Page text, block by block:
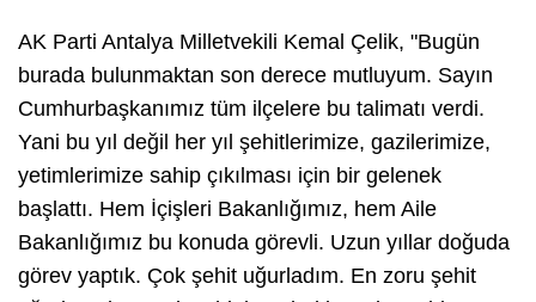
AK Parti Antalya Milletvekili Kemal Çelik, "Bugün
burada bulunmaktan son derece mutluyum. Sayın
Cumhurbaşkanımız tüm ilçelere bu talimatı verdi.
Yani bu yıl değil her yıl şehitlerimize, gazilerimize,
yetimlerimize sahip çıkılması için bir gelenek
başlattı. Hem İçişleri Bakanlığımız, hem Aile
Bakanlığımız bu konuda görevli. Uzun yıllar doğuda
görev yaptık. Çok şehit uğurladım. En zoru şehit